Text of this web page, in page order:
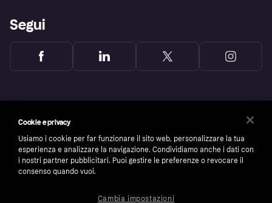
Segui
Cookie e privacy
Usiamo i cookie per far funzionare il sito web, personalizzare la tua
esperienza e analizzare la navigazione. Condividiamo anche i dati con
i nostri partner pubblicitari. Puoi gestire le preferenze o revocare il
consenso quando vuoi.
Cambia impostazioni